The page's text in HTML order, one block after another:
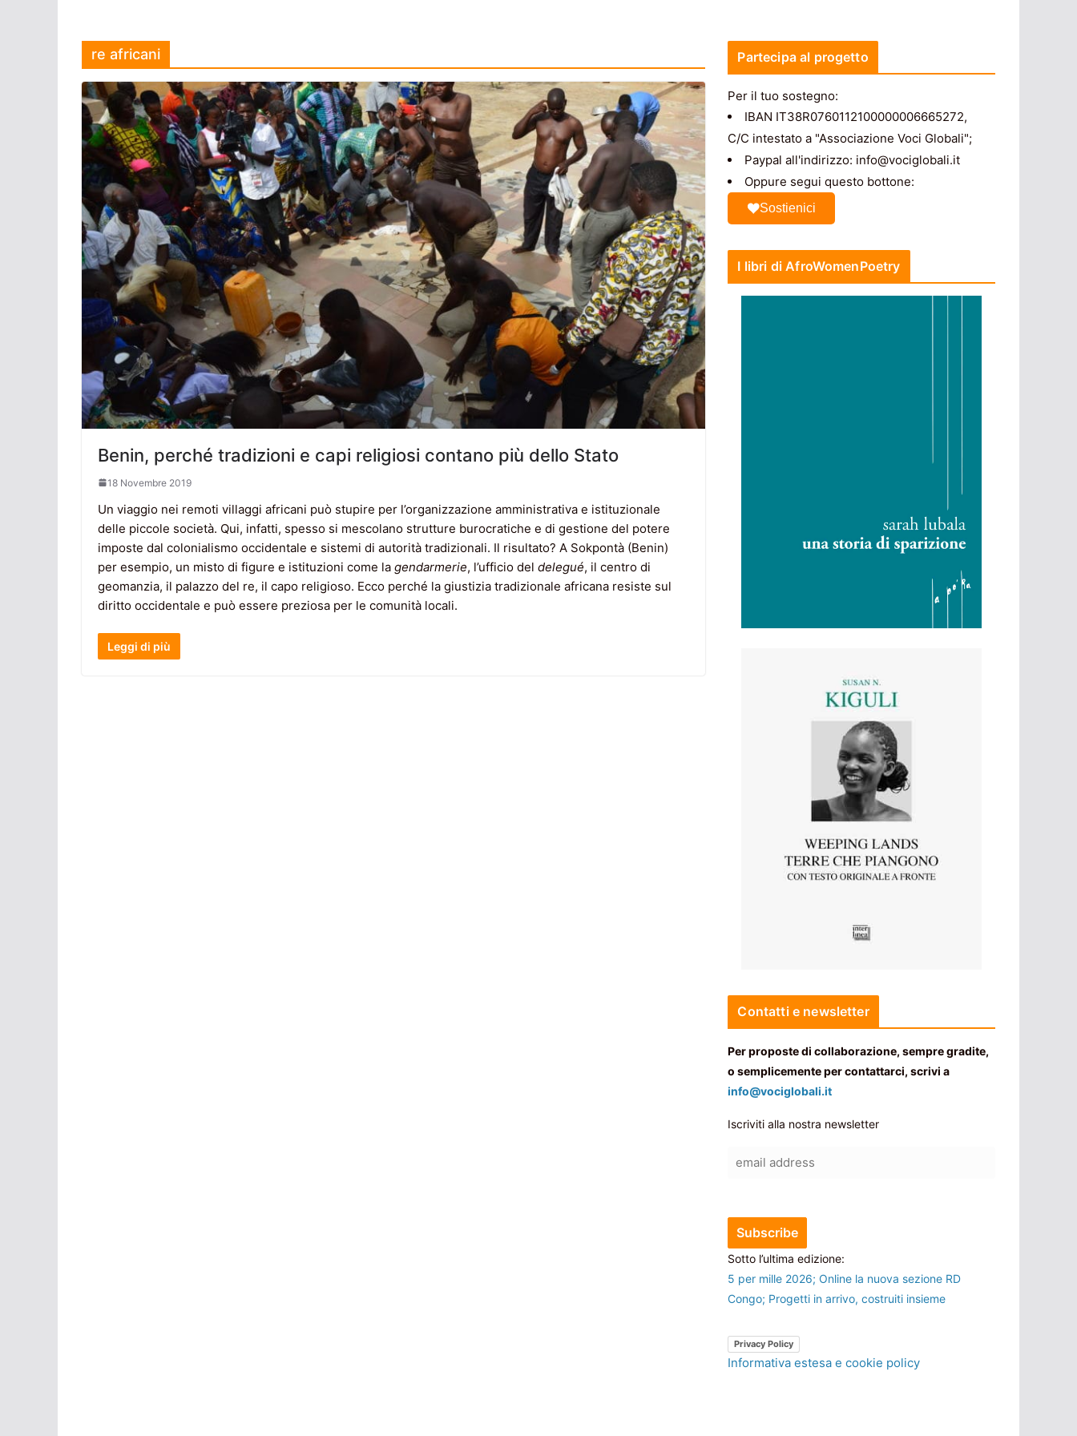
re africani
Benin, perché tradizioni e capi religiosi contano più dello Stato
18 Novembre 2019
Un viaggio nei remoti villaggi africani può stupire per l’organizzazione amministrativa e istituzionale
delle piccole società. Qui, infatti, spesso si mescolano strutture burocratiche e di gestione del potere
imposte dal colonialismo occidentale e sistemi di autorità tradizionali. Il risultato? A Sokpontà (Benin)
per esempio, un misto di figure e istituzioni come la gendarmerie, l’ufficio del delegué, il centro di
geomanzia, il palazzo del re, il capo religioso. Ecco perché la giustizia tradizionale africana resiste sul
diritto occidentale e può essere preziosa per le comunità locali.
Leggi di più
Partecipa al progetto
Per il tuo sostegno:
IBAN IT38R0760112100000006665272,
C/C intestato a "Associazione Voci Globali";
Paypal all'indirizzo: info@vociglobali.it
Oppure segui questo bottone:
Sostienici
I libri di AfroWomenPoetry
Contatti e newsletter
Per proposte di collaborazione, sempre gradite,
o semplicemente per contattarci, scrivi a
info@vociglobali.it
Iscriviti alla nostra newsletter
Sotto l’ultima edizione:
5 per mille 2026; Online la nuova sezione RD
Congo; Progetti in arrivo, costruiti insieme
Privacy Policy
Informativa estesa e cookie policy